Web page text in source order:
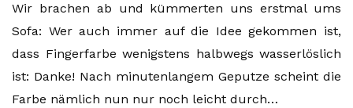
Wir brachen ab und kümmerten uns erstmal ums
Sofa: Wer auch immer auf die Idee gekommen ist,
dass Fingerfarbe wenigstens halbwegs wasserlöslich
ist: Danke! Nach minutenlangem Geputze scheint die
Farbe nämlich nun nur noch leicht durch…